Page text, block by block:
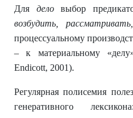
Для деловыбор
возбудить,
процессуальному
– к материальному
Endicott, 2001).
Регулярная полисемия
генеративного